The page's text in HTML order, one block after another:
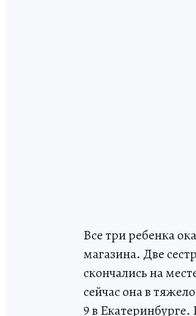
Все три ребенка
магазина. Две
скончались на
сейчас она в
9 в